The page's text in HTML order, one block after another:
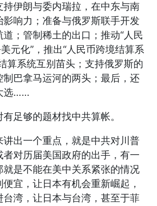
持伊朗与委内瑞拉，在中东与南
影响力；准备与俄罗斯联手开发
；管制稀土的出口；推动“人民
元化”，推出“人民币跨境结算系
算系统互别苗头；支持俄罗斯的
制巴拿马运河的两头；最后，还
选……
足够的题材找中共算帐。
讲出一个重点，就是中共对川普
对历届美国政府的出手，有一
就是不能在美中关系紧张的情况
宜，让日本有机会重新崛起，
台湾，让日本与台湾，甚至于菲